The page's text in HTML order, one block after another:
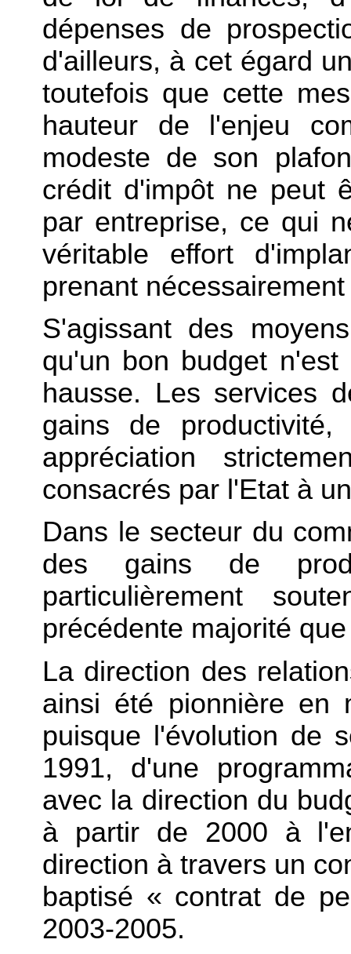
dépenses de
d'ailleurs, à cet égard
toutefois que cette
hauteur de l'enjeu
modeste de son
crédit d'impôt ne peut
par entreprise, ce qui
véritable effort
prenant
S'agissant des
qu'un bon budget
hausse. Les services
gains de
appréciation
consacrés par l'Etat à
Dans le secteur du
des gains de
particulièrement
précédente majorité
La direction des
ainsi été pionnière en
puisque l'évolution de
1991, d'une
avec la direction du
à partir de 2000 à
direction à travers un
baptisé « contrat de
2003-2005.